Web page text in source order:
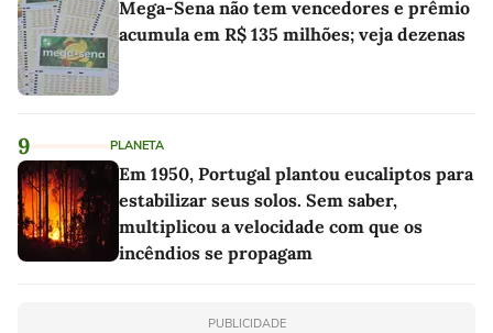
Mega-Sena não tem vencedores e prêmio
acumula em R$ 135 milhões; veja dezenas
9 PLANETA
Em 1950, Portugal plantou eucaliptos para
estabilizar seus solos. Sem saber,
multiplicou a velocidade com que os
incêndios se propagam
PUBLICIDADE